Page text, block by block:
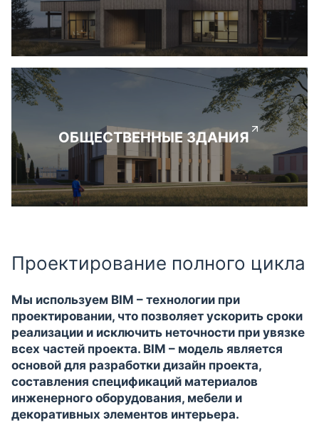
ОБЩЕСТВЕННЫЕ ЗДАНИЯ
Проектирование полного цикла
Мы используем BIM – технологии при
проектировании, что позволяет ускорить сроки
реализации и исключить неточности при увязке
всех частей проекта. BIM – модель является
основой для разработки дизайн проекта,
составления спецификаций материалов
инженерного оборудования, мебели и
декоративных элементов интерьера.